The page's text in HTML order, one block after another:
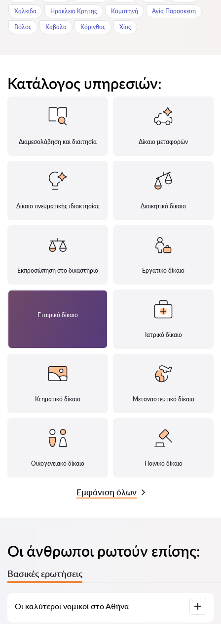
Χαλκιδα Ηράκλειο Κρήτης Κομοτηνή Αγία Παρασκευή
Βόλος Καβάλα Κόρινθος Χίος
Κατάλογος υπηρεσιών:
Διαμεσολάβηση και διαιτησία Δίκαιο μεταφορών
Δίκαιο πνευματικής ιδιοκτησίας Διοικητικό δίκαιο
Εκπροσώπηση στο δικαστήριο Εργατικό δίκαιο
Εταιρικό δίκαιο
Ιατρικό δίκαιο
Κτηματικό δίκαιο Μεταναστευτικό δίκαιο
Οικογενειακό δίκαιο Ποινικό δίκαιο
Εμφάνιση όλων
Οι άνθρωποι ρωτούν επίσης:
Βασικές ερωτήσεις
Οι καλύτεροι νομικοί στο Αθήνα